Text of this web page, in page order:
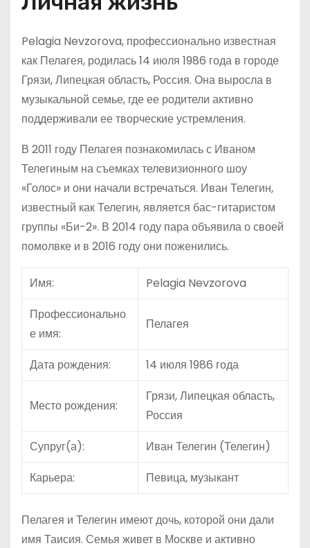
Pelagia Nevzorova, профессионально известная
как Пелагея, родилась 14 июля 1986 года в городе
Грязи, Липецкая область, Россия. Она выросла в
музыкальной семье, где ее родители активно
поддерживали ее творческие устремления.
В 2011 году Пелагея познакомилась с Иваном
Телегиным на съемках телевизионного шоу
«Голос» и они начали встречаться. Иван Телегин,
известный как Телегин, является бас-гитаристом
группы «Би-2». В 2014 году пара объявила о своей
помолвке и в 2016 году они поженились.
Имя:
Pelagia Nevzorova
Профессионально
е имя:
Пелагея
Дата рождения: 14 июля 1986 года
Место рождения:
Грязи, Липецкая область,
Россия
Супруг(а):
Иван Телегин (Телегин)
Карьера:
Певица, музыкант
Пелагея и Телегин имеют дочь, которой они дали
имя Таисия. Семья живет в Москве и активно